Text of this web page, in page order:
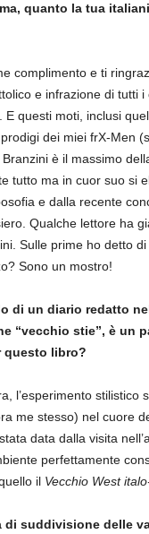
quanto la tua
complimento e ti
e infrazione di tutti
E questi moti, inclusi
dei miei frX-Men
è il massimo
tutto ma in cuor suo si
e dalla recente
Qualche lettore ha
Sulle prime ho detto
Sono un mostro!
di un diario redatto
“vecchio stie”, è un
questo libro?
l’esperimento
me stesso) nel cuore
data dalla visita
perfettamente
il Vecchio West
di suddivisione delle